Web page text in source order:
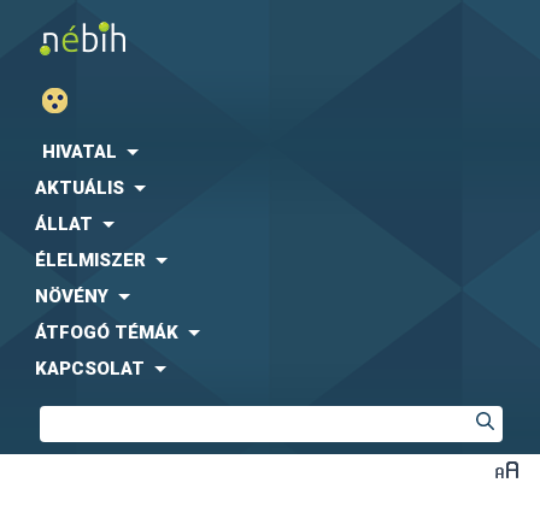
HIVATAL
AKTUÁLIS
ÁLLAT
ÉLELMISZER
NÖVÉNY
ÁTFOGÓ TÉMÁK
KAPCSOLAT